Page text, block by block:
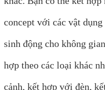
concept với các vật
sinh động cho không
hợp theo các loại khác
cảnh, kết hợp với đèn,